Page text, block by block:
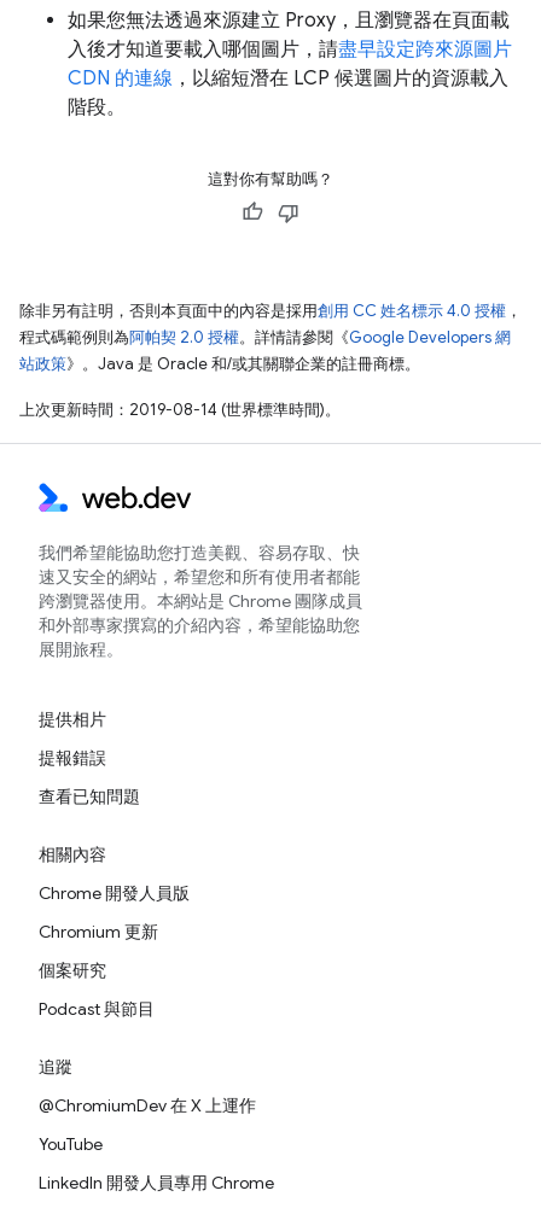
如果您無法透過來源建立 Proxy，且瀏覽器在頁面載
入後才知道要載入哪個圖片，請盡早設定跨來源圖片
CDN 的連線 ，以縮短潛在 LCP 候選圖片的資源載入
階段。
這對你有幫助嗎？
除非另有註明，否則本頁面中的內容是採用創用 CC 姓名標示 4.0 授權 ，
程式碼範例則為阿帕契 2.0 授權。詳情請參閱《Google Developers 網
站政策》。Java 是 Oracle 和/或其關聯企業的註冊商標。
上次更新時間：2019-08-14 (世界標準時間)。
我們希望能協助您打造美觀、容易存取、快
速又安全的網站，希望您和所有使用者都能
跨瀏覽器使用。本網站是 Chrome 團隊成員
和外部專家撰寫的介紹內容，希望能協助您
展開旅程。
提供相片
提報錯誤
查看已知問題
相關內容
Chrome 開發人員版
Chromium 更新
個案研究
Podcast 與節目
追蹤
@ChromiumDev 在 X 上運作
YouTube
LinkedIn 開發人員專用 Chrome